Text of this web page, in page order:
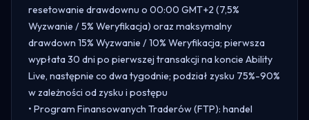
resetowanie drawdownu o 00:00 GMT+2 (7,5%
Wyzwanie / 5% Weryfikacja) oraz maksymalny
drawdown 15% Wyzwanie / 10% Weryfikacja; pierwsza
wypłata 30 dni po pierwszej transakcji na koncie Ability
Live, następnie co dwa tygodnie; podział zysku 75%-90%
w zależności od zysku i postępu
• Program Finansowanych Traderów (FTP): handel